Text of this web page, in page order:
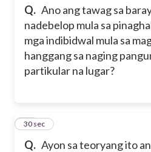
Q. Ano ang tawag sa
nadebelop mula sa
mga indibidwal mula sa
hanggang sa naging
partikular na lugar?
Q. Ayon sa teoryang ito
16
30 sec